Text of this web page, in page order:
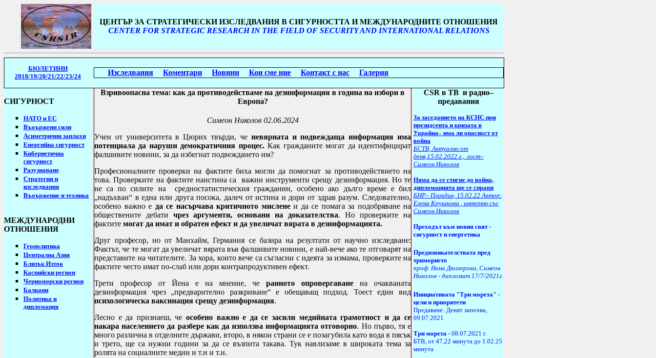
ЦЕНТЪР ЗА СТРАТЕГИЧЕСКИ ИЗСЛЕДВАНИЯ В СИГУРНОСТТА И МЕЖДУНАРОДНИТЕ ОТНОШЕНИЯ
CENTER FOR STRATEGIC RESEARCH IN THE FIELD OF SECURITY AND INTERNATIONAL RELATIONS
БЮЛЕТИНИ
2018/19/20/21/22/23/24 Изследвания Коментари Новини Кои сме ние Контакт с нас Галерия
СИГУРНОСТ
НАТО и ЕС
Въоържени сили
Асиметрични заплахи
Енергийна сигурност
Кибернетична
сигурност
Разузнаване
Стратегии и
изследвания
Въоържение и техника
МЕЖДУНАРОДНИ
ОТНОШЕНИЯ
Геополитика
Централна Азия
Близък Изток
Каспийски регион
Черноморски регион
Балкани
Политика и
дипломация
Взривоопасна тема: как да противодействаме на дезинформация в година на избори в
Европа?
Симеон Николов02.06.2024
Учен от университета в Цюрих твърди, че невярната и подвеждаща информация има
потенциала да наруши демократичния процес.Как гражданите могат да идентифицират
фалшивите новини, за да избегнат подвеждането им?
Професионалните проверки на фактите биха могли да помогнат за противодействието на
това. Проверките на фактите наистина са
важни инструменти срещу дезинформация. Но те
не са по силите на
средностатистическия гражданин, особено ако дълго време е бил
„надъхван“ в една или друга посока, далеч от истина и дори от здрав разум. Следователно,
особено важно е да се насърчава критичното мисленеи да се помага за подобряване на
обществените дебати чрез аргументи, основани на доказателства. Но проверките на
фактите могат да имат и обратен ефект и да увеличат вярата в дезинформацията.
Друг професор, но от Манхайм, Германия се базира на резултати от научно изследване:
Фактът, че те могат да увеличат вярата във фалшивите новини, е най-вече ако те отговарят на
представите на читателите. За хора, които вече са съгласни с идеята за измама, проверките на
фактите често имат по-слаб или дори контрапродуктивен ефект.
Трети професор от Йена е на мнение, че ранното опровергаване на очакваната
дезинформация чрез „предварително разкриване“ е обещаващ подход. Тоест един вид
психологическа ваксинация срещу дезинформация.
Лесно е да признаеш, че особено важноe да се засили медийната грамотност и да се
накара населението да разбере как да използва информацията отговорно. Но първо, тя е
много различна в отделните държави, второ, в някои страни се е позагубила като вода в пясък
и трето, ще са нужни години за да се възпита такава. Тук навлизаме в широката тема за
ролята на социалните медии и т.н и т.н.
CSR в ТВ и радио–
предавания
За заседанието на КСНС при
президсента и кризата в
Украйна– има ли опасност от
война
БСТВ, Актуално от
деня,15.02.2022 г., гост–
Симеон Николов
Няма да се стигне до война,
дипломацията ще се справи
БНР– Плавдив, 15.02.22 Автор:
Елена Крушкова , интервю със
Симеон Николов
Преходът към новия свят -
сигурност и енергетика
Предизвикателствата пред
триморието
проф. Нина Дюлгерова, Симеон
Николов - дипломат 17/7/2021г.
Инициативата "Три морета" -
цели и приоритети
Предаване: Денят започва,
09.07.2021
Три морета - 08.07.2021 г.
БТВ, от 47,22 минута до 1.02.25
минута